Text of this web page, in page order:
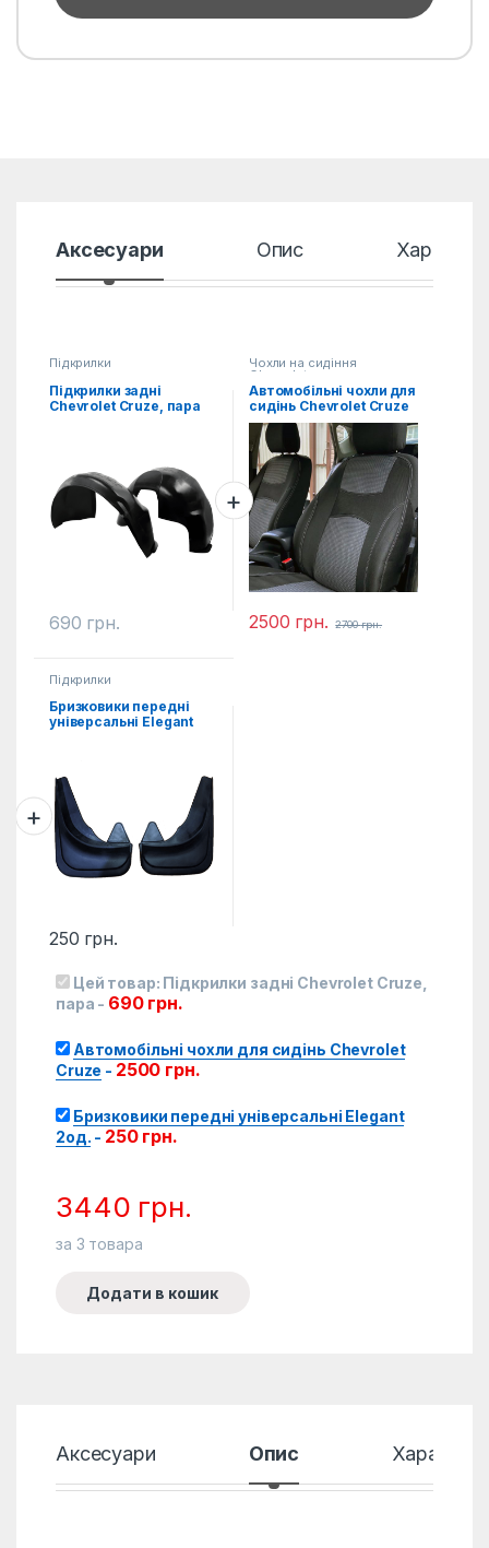
Аксесуари Опис
Підкрилки
Підкрилки задні
Chevrolet Cruze, пара
690 грн.
Чохли на сидіння
Chevrolet
Автомобільні чохли для
сидінь Chevrolet Cruze
2500 грн. 2700грн.
Підкрилки
Бризковики передні
універсальні Elegant
250 грн.
Цей товар: Підкрилки задні Chevrolet Cruze,
пара - 690 грн.
Автомобільні чохли для сидінь Chevrolet
Cruze - 2500 грн.
Бризковики передні універсальні Elegant
2од. - 250 грн.
3440 грн.
за 3 товара
Додати в кошик
Аксесуари Опис